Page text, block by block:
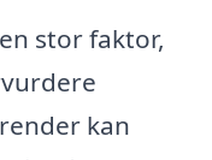
stor faktor,
kan